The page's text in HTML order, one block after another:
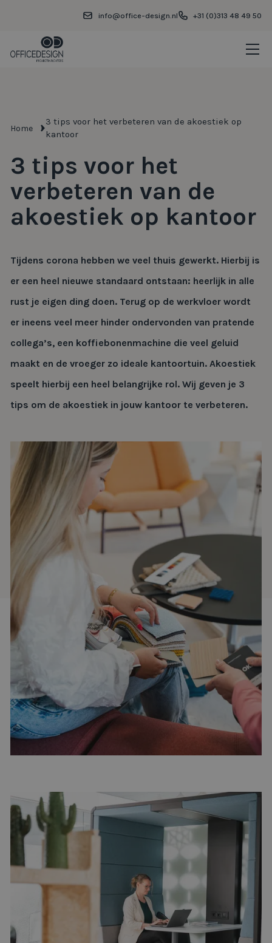
info@office-design.nl +31 (0)313 48 49 50
Home
3 tips voor het verbeteren van de akoestiek op
kantoor
3 tips voor het
verbeteren van de
akoestiek op kantoor
Tijdens corona hebben we veel thuis gewerkt. Hierbij is
er een heel nieuwe standaard ontstaan: heerlijk in alle
rust je eigen ding doen. Terug op de werkvloer wordt
er ineens veel meer hinder ondervonden van pratende
collega’s, een koffiebonenmachine die veel geluid
maakt en de vroeger zo ideale kantoortuin. Akoestiek
speelt hierbij een heel belangrijke rol. Wij geven je 3
tips om de akoestiek in jouw kantoor te verbeteren.